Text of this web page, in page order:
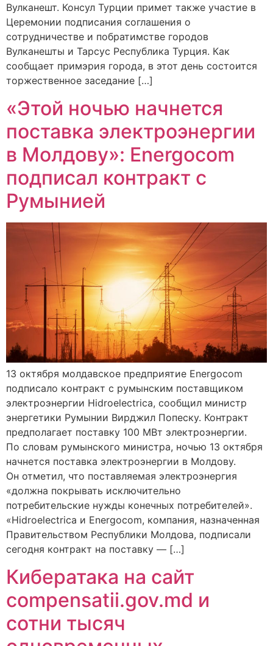
Вулканешт. Консул Турции примет также участие в
Церемонии подписания соглашения о
сотрудничестве и побратимстве городов
Вулканешты и Тарсус Республика Турция. Как
сообщает примэрия города, в этот день состоится
торжественное заседание […]
«Этой ночью начнется
поставка электроэнергии
в Молдову»: Energocom
подписал контракт с
Румынией
13 октября молдавское предприятие Energocom
подписало контракт с румынским поставщиком
электроэнергии Hidroelectrica, сообщил министр
энергетики Румынии Вирджил Попеску. Контракт
предполагает поставку 100 МВт электроэнергии.
По словам румынского министра, ночью 13 октября
начнется поставка электроэнергии в Молдову.
Он отметил, что поставляемая электроэнергия
«должна покрывать исключительно
потребительские нужды конечных потребителей».
«Hidroelectrica и Energocom, компания, назначенная
Правительством Республики Молдова, подписали
сегодня контракт на поставку — […]
Кибератака на сайт
compensatii.gov.md и
сотни тысяч